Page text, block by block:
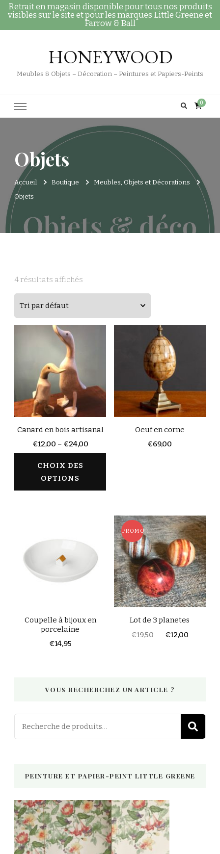
Retrait en magasin disponible pour tous nos produits
visibles sur le site et pour les marques Little Greene et
Farrow & Ball
HONEYWOOD
Meubles & Objets – Décoration – Peintures et Papiers-Peints
0
Objets
Accueil Boutique
Meubles, Objets et Décorations
Objets
4 résultats affichés
Canard en bois artisanal
€12,00 – €24,00
CHOIX DES
OPTIONS
Oeuf en corne
€69,00
Coupelle à bijoux en
porcelaine
€14,95
PROMO !
Lot de 3 planetes
€19,50 €12,00
VOUS RECHERCHEZ UN ARTICLE ?
PEINTURE ET PAPIER-PEINT LITTLE GREENE